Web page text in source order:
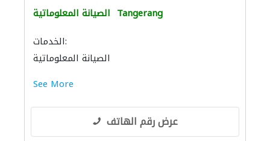
الصيانة المعلوماتية Tangerang
الخدمات:
الصيانة المعلوماتية
See More
عرض رقم الهاتف